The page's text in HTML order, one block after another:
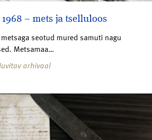
– mets ja tselluloos
seotud mured samuti nagu
Metsamaa…
arhivaal